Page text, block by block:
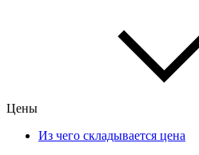
Цены
Из чего складывается цена